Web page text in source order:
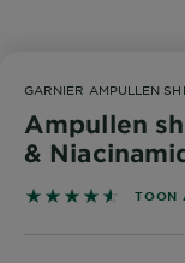
GARNIER AMPULLEN
Ampullen
&
4.5528 out of 5
TOON